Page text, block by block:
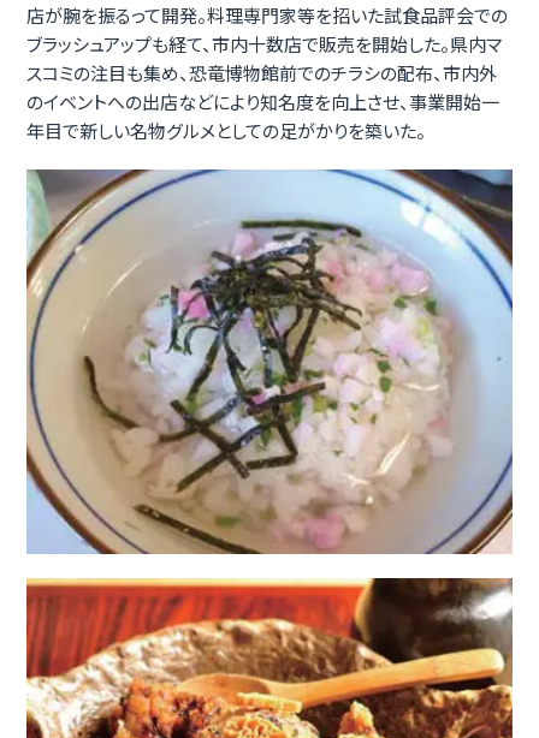
店が腕を振るって開発。料理専門家等を招いた試食品評会での
ブラッシュアップも経て、市内十数店で販売を開始した。県内マ
スコミの注目も集め、恐竜博物館前でのチラシの配布、市内外
のイベントへの出店などにより知名度を向上させ、事業開始一
年目で新しい名物グルメとしての足がかりを築いた。